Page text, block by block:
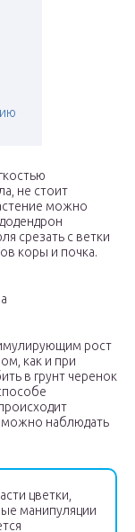
не стоит
можно
срезать с ветки
коры и почка.
рост
как и при
в грунт черенок
можно наблюдать
цветки,
манипуляции